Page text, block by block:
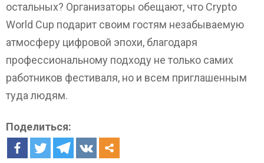
остальных? Организаторы обещают, что Crypto
World Cup подарит своим гостям незабываемую
атмосферу цифровой эпохи, благодаря
профессиональному подходу не только самих
работников фестиваля, но и всем приглашенным
туда людям.
Поделиться: